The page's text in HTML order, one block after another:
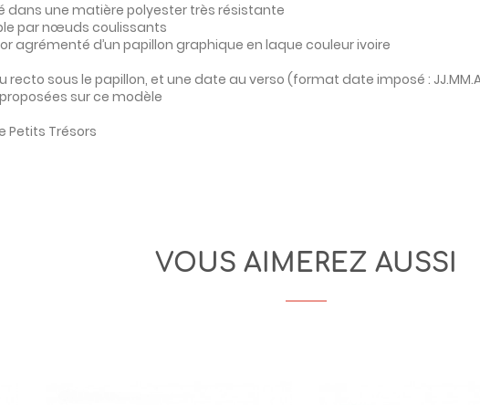
dans une matière polyester très résistante
par nœuds coulissants
agrémenté d’un papillon graphique en laque couleur ivoire
recto sous le papillon, et une date au verso (format date imposé :
sur ce modèle
Petits Trésors
VOUS AIMEREZ AUSSI